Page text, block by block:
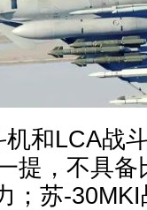
和LCA战
提，不具
；苏-